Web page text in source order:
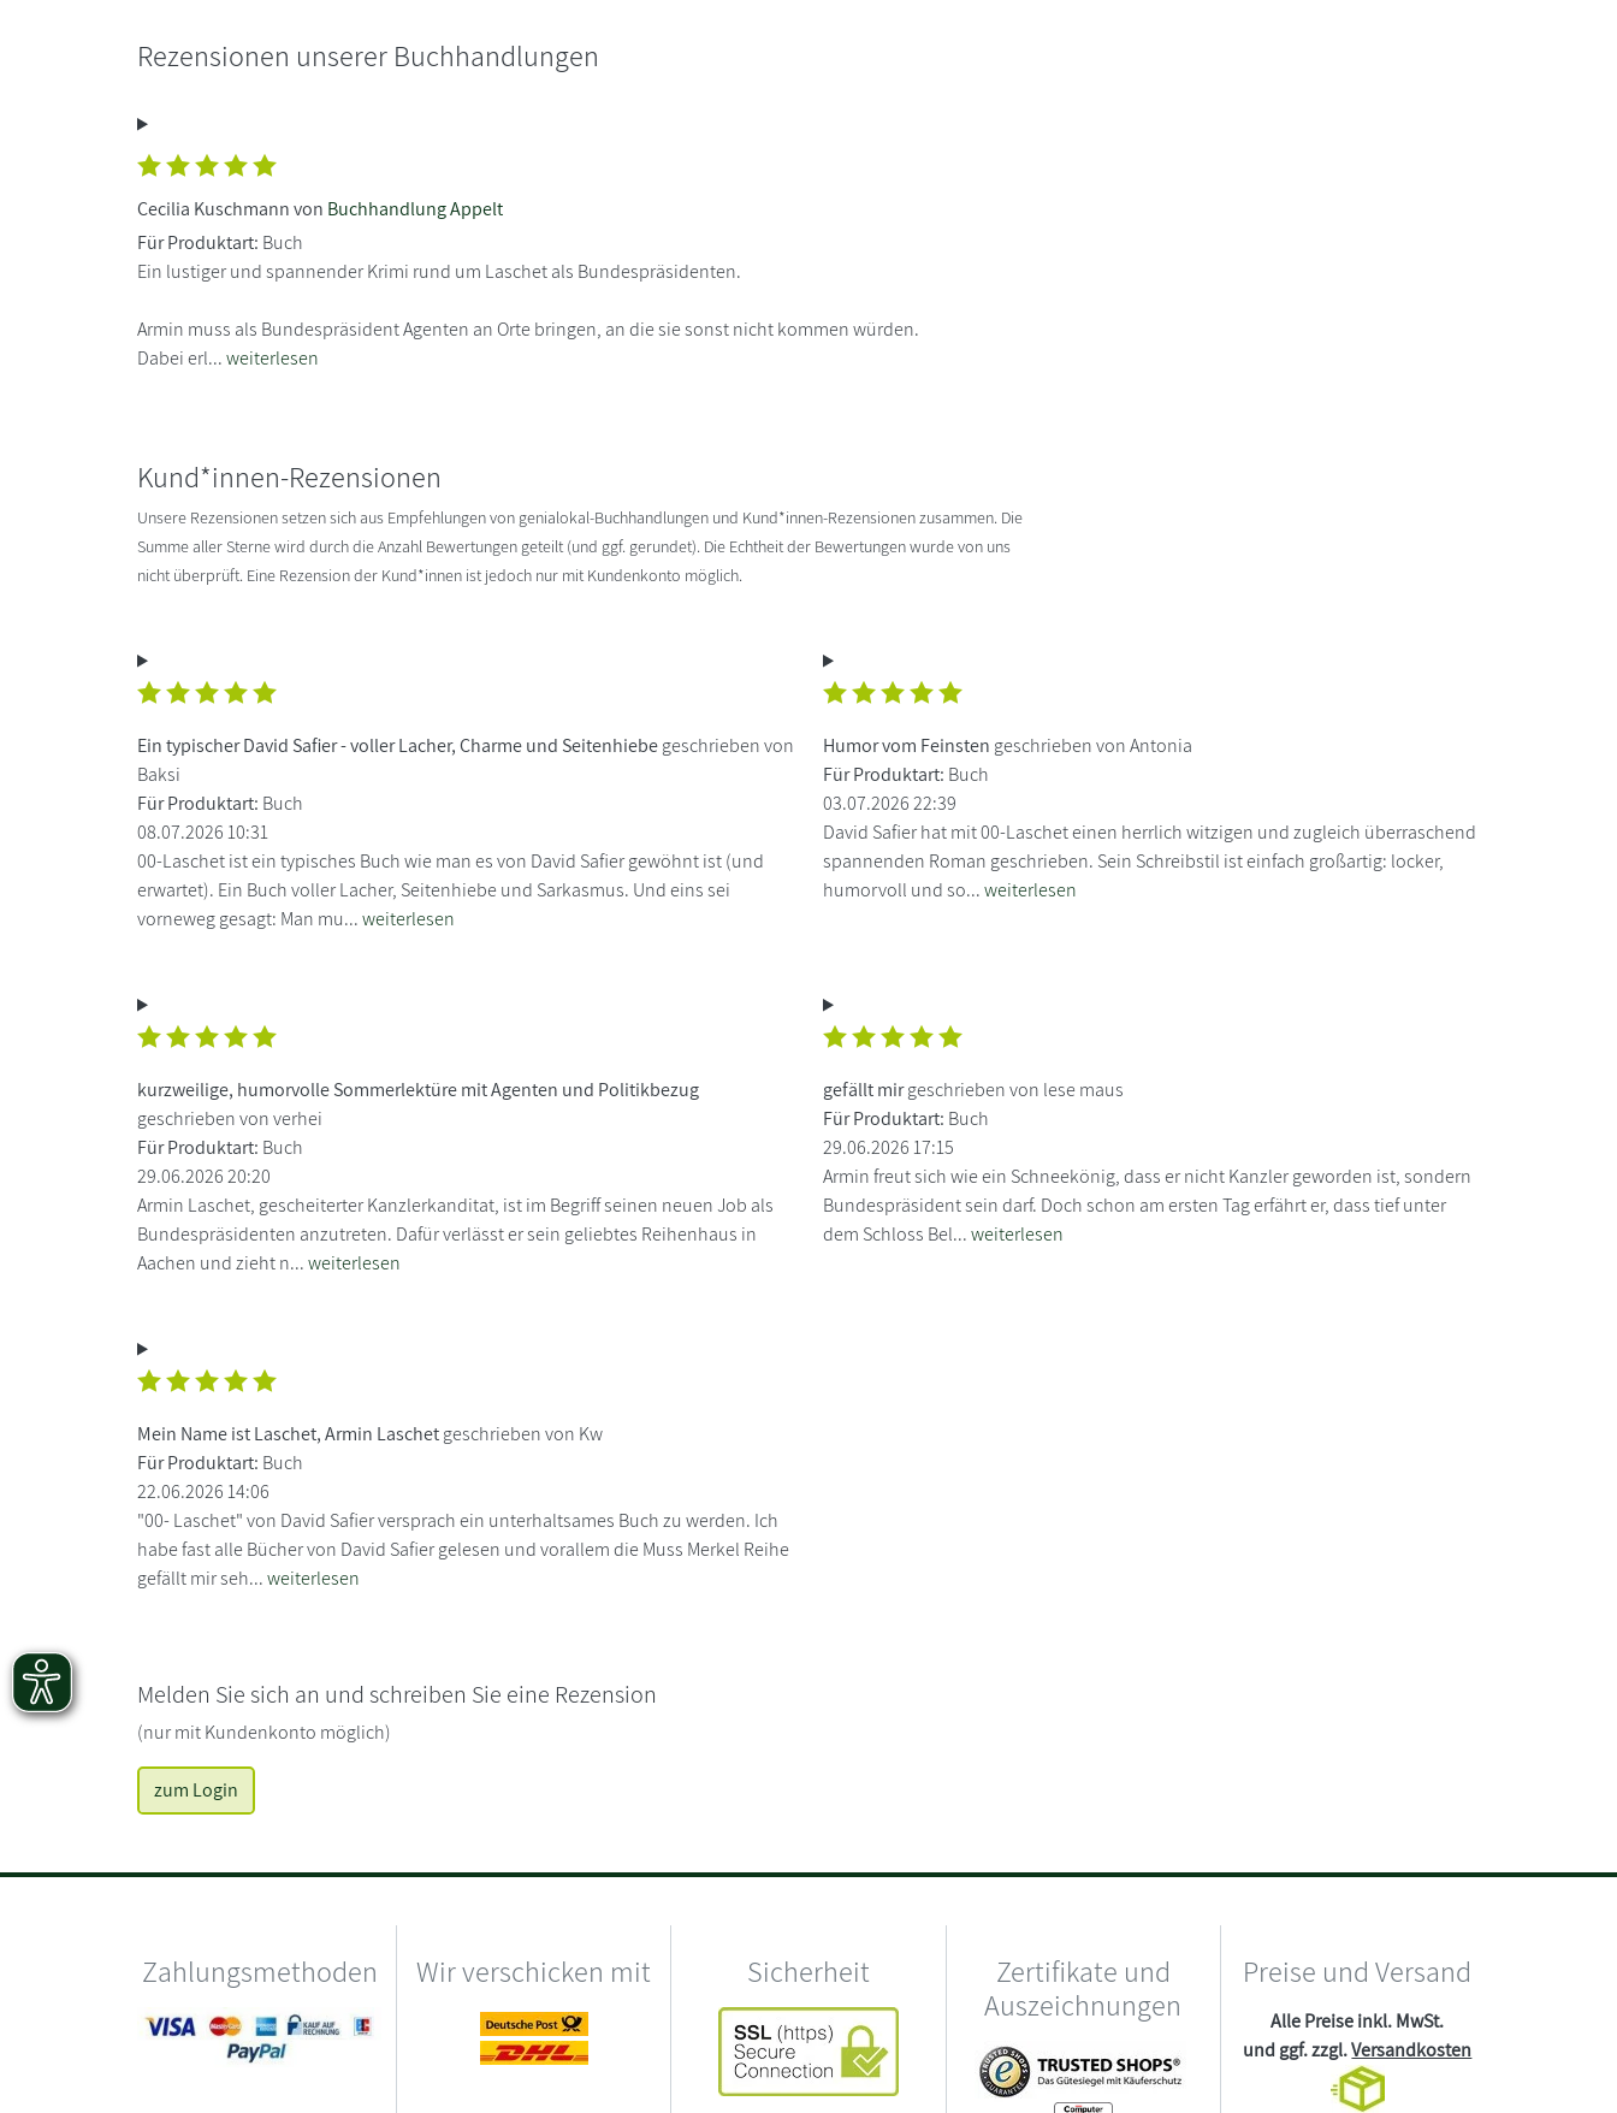
Rezensionen unserer Buchhandlungen
Cecilia Kuschmann von Buchhandlung Appelt
Für Produktart: Buch
Ein lustiger und spannender Krimi rund um Laschet als Bundespräsidenten.
Armin muss als Bundespräsident Agenten an Orte bringen, an die sie sonst nicht kommen würden.
Dabei erl...weiterlesen
Kund*innen-Rezensionen
Unsere Rezensionen setzen sich aus Empfehlungen von genialokal-Buchhandlungen und Kund*innen-Rezensionen zusammen. Die
Summe aller Sterne wird durch die Anzahl Bewertungen geteilt (und ggf. gerundet). Die Echtheit der Bewertungen wurde von uns
nicht überprüft. Eine Rezension der Kund*innen ist jedoch nur mit Kundenkonto möglich.
Ein typischer David Safier - voller Lacher, Charme und Seitenhiebegeschrieben von
Baksi
Für Produktart: Buch
08.07.2026 10:31
00-Laschet ist ein typisches Buch wie man es von David Safier gewöhnt ist (und
erwartet). Ein Buch voller Lacher, Seitenhiebe und Sarkasmus. Und eins sei
vorneweg gesagt: Man mu...weiterlesen
Humor vom Feinsten geschrieben von Antonia
Für Produktart: Buch
03.07.2026 22:39
David Safier hat mit 00-Laschet einen herrlich witzigen und zugleich überraschend
spannenden Roman geschrieben. Sein Schreibstil ist einfach großartig: locker,
humorvoll und so...weiterlesen
kurzweilige, humorvolle Sommerlektüre mit Agenten und Politikbezug
geschrieben von verhei
Für Produktart: Buch
29.06.2026 20:20
Armin Laschet, gescheiterter Kanzlerkanditat, ist im Begriff seinen neuen Job als
Bundespräsidenten anzutreten. Dafür verlässt er sein geliebtes Reihenhaus in
Aachen und zieht n...weiterlesen
gefällt mirgeschrieben von lese maus
Für Produktart: Buch
29.06.2026 17:15
Armin freut sich wie ein Schneekönig, dass er nicht Kanzler geworden ist, sondern
Bundespräsident sein darf. Doch schon am ersten Tag erfährt er, dass tief unter
dem Schloss Bel...weiterlesen
Mein Name ist Laschet, Armin Laschetgeschrieben von Kw
Für Produktart: Buch
22.06.2026 14:06
"00- Laschet" von David Safier versprach ein unterhaltsames Buch zu werden. Ich
habe fast alle Bücher von David Safier gelesen und vorallem die Muss Merkel Reihe
gefällt mir seh...weiterlesen
Melden Sie sich an und schreiben Sie eine Rezension
(nur mit Kundenkonto möglich)
zum Login
Zahlungsmethoden Wir verschicken mit Sicherheit
Zertifikate und
Auszeichnungen
Preise und Versand
Alle Preise inkl. MwSt.
und ggf. zzgl.Versandkosten